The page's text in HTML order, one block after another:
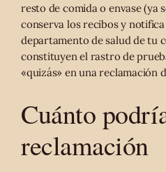
resto de comida o envase (ya
conserva los recibos y
departamento de salud de tu
constituyen el rastro de
«quizás» en una reclamación
Cuánto
reclamación